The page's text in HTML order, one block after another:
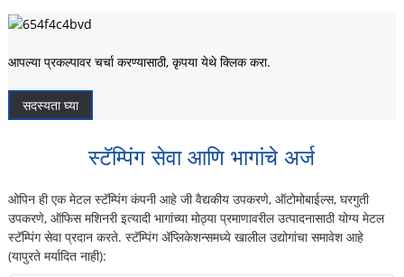
आपल्या प्रकल्पावर चर्चा करण्यासाठी, कृपया येथे क्लिक करा.
सदस्यता घ्या
स्टॅम्पिंग सेवा आणि भागांचे अर्ज
ओपिन ही एक मेटल स्टॅम्पिंग कंपनी आहे जी वैद्यकीय उपकरणे, ऑटोमोबाईल्स, घरगुती
उपकरणे, ऑफिस मशिनरी इत्यादी भागांच्या मोठ्या प्रमाणावरील उत्पादनासाठी योग्य मेटल
स्टॅम्पिंग सेवा प्रदान करते. स्टॅम्पिंग ॲप्लिकेशन्समध्ये खालील उद्योगांचा समावेश आहे
(यापुरते मर्यादित नाही):